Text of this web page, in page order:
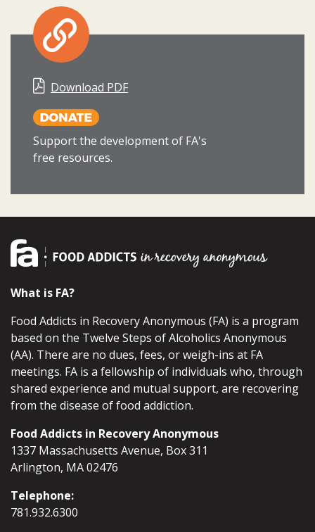
Download PDF
Support the development of FA's
free resources.
What is FA?
Food Addicts in Recovery Anonymous (FA) is a program
based on the Twelve Steps of Alcoholics Anonymous
(AA). There are no dues, fees, or weigh-ins at FA
meetings. FA is a fellowship of individuals who, through
shared experience and mutual support, are recovering
from the disease of food addiction.
Food Addicts in Recovery Anonymous
1337 Massachusetts Avenue, Box 311
Arlington, MA 02476
Telephone:
781.932.6300